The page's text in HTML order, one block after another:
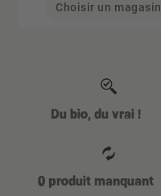
Choisir un magasin
Du bio, du vrai !
0 produit manquant